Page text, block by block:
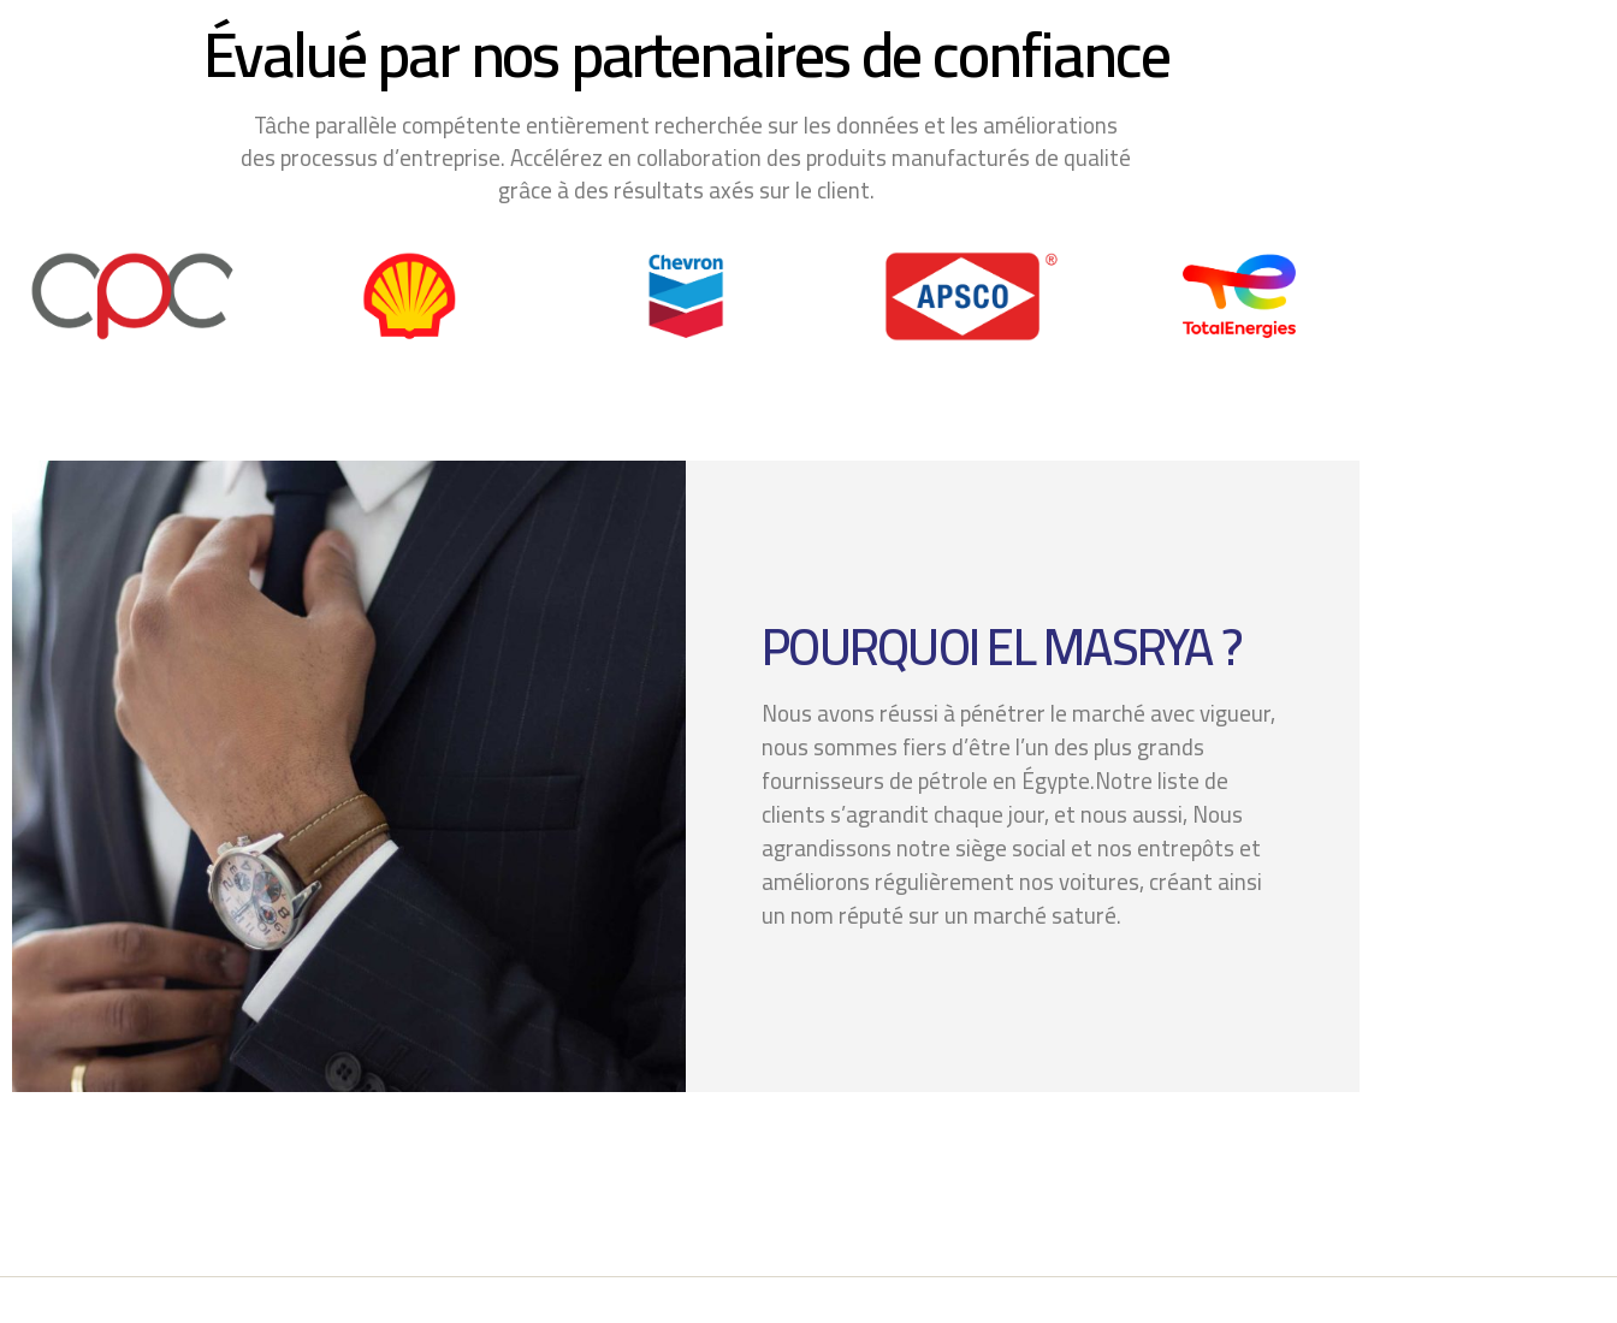
Évalué par nos partenaires de confiance
Tâche parallèle compétente entièrement recherchée sur les données et les améliorations
des processus d’entreprise. Accélérez en collaboration des produits manufacturés de qualité
grâce à des résultats axés sur le client.
POURQUOI EL MASRYA ?
Nous avons réussi à pénétrer le marché avec vigueur,
nous sommes fiers d’être l’un des plus grands
fournisseurs de pétrole en Égypte.Notre liste de
clients s’agrandit chaque jour, et nous aussi, Nous
agrandissons notre siège social et nos entrepôts et
améliorons régulièrement nos voitures, créant ainsi
un nom réputé sur un marché saturé.